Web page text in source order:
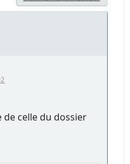
de celle du dossier